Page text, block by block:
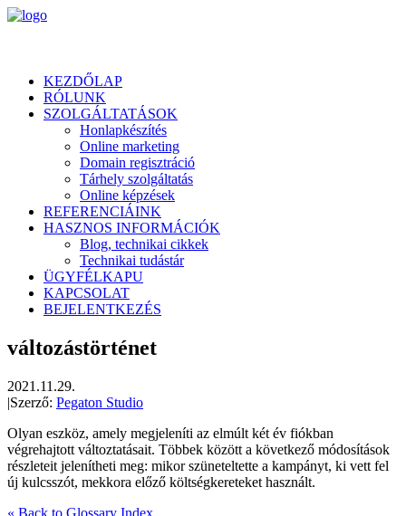
KEZDŐLAP
RÓLUNK
SZOLGÁLTATÁSOK
Honlapkészítés
Online marketing
Domain regisztráció
Tárhely szolgáltatás
Online képzések
REFERENCIÁINK
HASZNOS INFORMÁCIÓK
Blog, technikai cikkek
Technikai tudástár
ÜGYFÉLKAPU
KAPCSOLAT
BEJELENTKEZÉS
változástörténet
2021.11.29.
|Szerző: Pegaton Studio
Olyan eszköz, amely megjeleníti az elmúlt két év fiókban
végrehajtott változtatásait. Többek között a következő módosítások
részleteit jelenítheti meg: mikor szüneteltette a kampányt, ki vett fel
új kulcsszót, mekkora előző költségkereteket használt.
« Back to Glossary Index